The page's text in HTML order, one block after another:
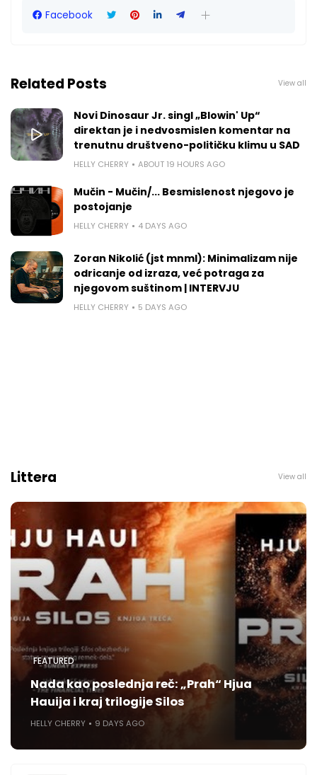
Facebook
Related Posts View all
Novi Dinosaur Jr. singl „Blowin' Up“
direktan je i nedvosmislen komentar na
trenutnu društveno-političku klimu u SAD
HELLY CHERRY ABOUT 19 HOURS AGO
Mučin - Mučin/... Besmislenost njegovo je
postojanje
HELLY CHERRY 4 DAYS AGO
Zoran Nikolić (jst mnml): Minimalizam nije
odricanje od izraza, već potraga za
njegovom suštinom | INTERVJU
HELLY CHERRY 5 DAYS AGO
Littera View all
FEATURED
Nada kao poslednja reč: „Prah“ Hjua
Hauija i kraj trilogije Silos
HELLY CHERRY 9 DAYS AGO